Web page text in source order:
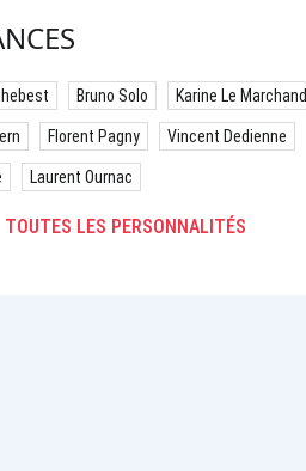
Bruno Solo Karine Le Marchand
Florent Pagny Vincent Dedienne
Laurent Ournac
TOUTES LES PERSONNALITÉS